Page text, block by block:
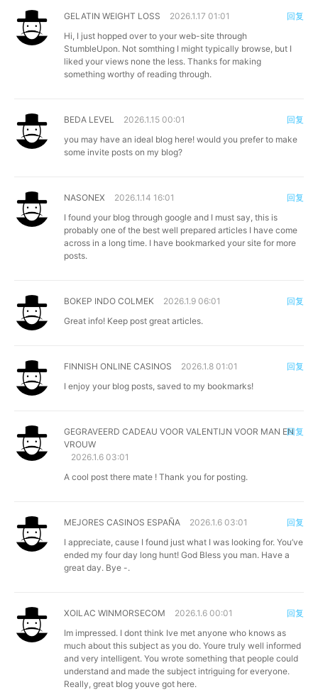
GELATIN WEIGHT LOSS
2026.1.17 01:01
Hi, I just hopped over to your web-site through
StumbleUpon. Not somthing I might typically browse, but I
liked your views none the less. Thanks for making
something worthy of reading through.
回复
BEDA LEVEL
2026.1.15 00:01
you may have an ideal blog here! would you prefer to make
some invite posts on my blog?
回复
NASONEX
2026.1.14 16:01
I found your blog through google and I must say, this is
probably one of the best well prepared articles I have come
across in a long time. I have bookmarked your site for more
posts.
回复
BOKEP INDO COLMEK
2026.1.9 06:01
Great info! Keep post great articles.
回复
FINNISH ONLINE CASINOS
2026.1.8 01:01
I enjoy your blog posts, saved to my bookmarks!
回复
GEGRAVEERD CADEAU VOOR VALENTIJN VOOR MAN EN
VROUW
2026.1.6 03:01
A cool post there mate ! Thank you for posting.
回复
MEJORES CASINOS ESPAÑA
2026.1.6 03:01
I appreciate, cause I found just what I was looking for. You’ve
ended my four day long hunt! God Bless you man. Have a
great day. Bye -.
回复
XOILAC WINMORSECOM
2026.1.6 00:01
Im impressed. I dont think Ive met anyone who knows as
much about this subject as you do. Youre truly well informed
and very intelligent. You wrote something that people could
understand and made the subject intriguing for everyone.
Really, great blog youve got here.
回复